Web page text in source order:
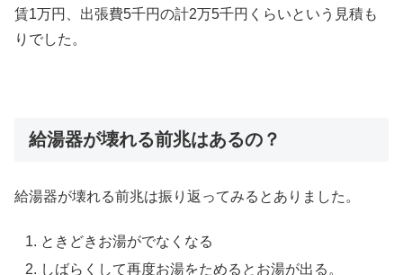
賃1万円、出張費5千円の計2万5千円くらいという見積も
りでした。
給湯器が壊れる前兆はあるの？
給湯器が壊れる前兆は振り返ってみるとありました。
ときどきお湯がでなくなる
しばらくして再度お湯をためるとお湯が出る。